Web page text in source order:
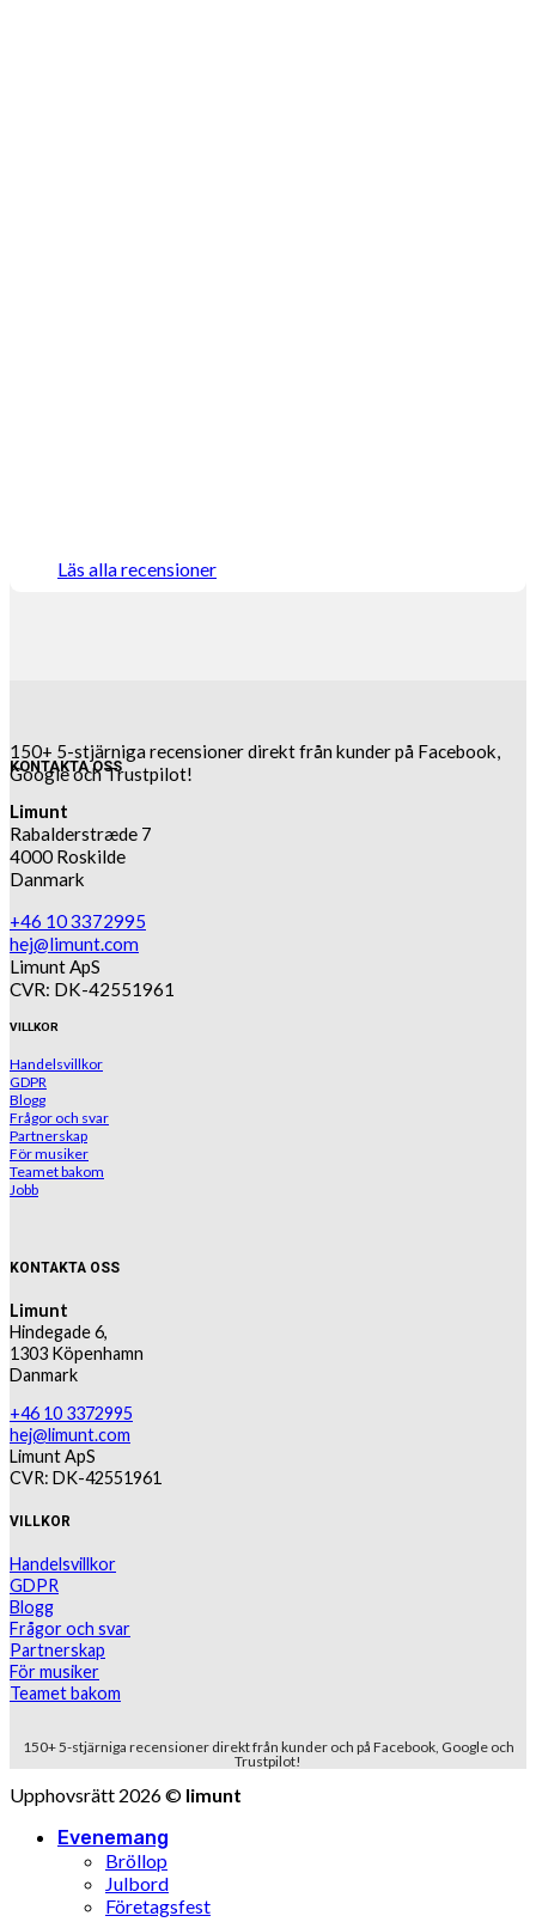
Läs alla recensioner
150+ 5-stjärniga recensioner direkt från kunder på Facebook,
Google och Trustpilot!
KONTAKTA OSS
Limunt
Rabalderstræde 7
4000 Roskilde
Danmark
+46 10 3372995
hej@limunt.com
Limunt ApS
CVR: DK-42551961
VILLKOR
Handelsvillkor
GDPR
Blogg
Frågor och svar
Partnerskap
För musiker
Teamet bakom
Jobb
KONTAKTA OSS
Limunt
Hindegade 6,
1303 Köpenhamn
Danmark
+46 10 3372995
hej@limunt.com
Limunt ApS
CVR: DK-42551961
VILLKOR
Handelsvillkor
GDPR
Blogg
Frågor och svar
Partnerskap
För musiker
Teamet bakom
150+ 5-stjärniga recensioner direkt från kunder och på Facebook, Google och
Trustpilot!
Upphovsrätt 2026 © limunt
Evenemang
Bröllop
Julbord
Företagsfest